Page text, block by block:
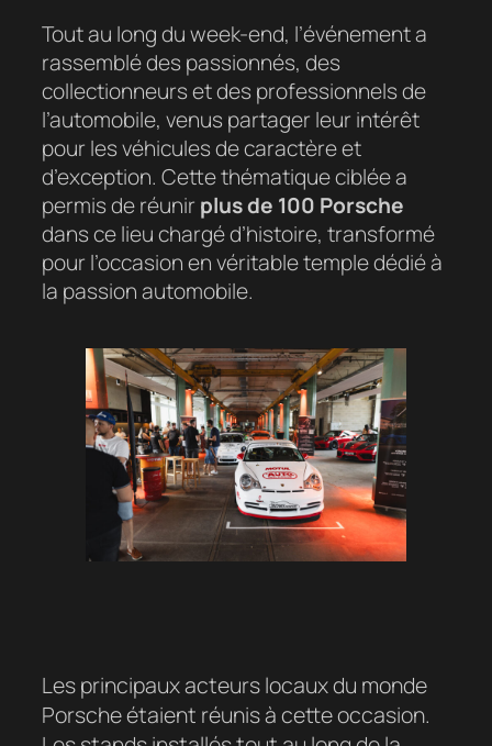
Tout au long du week-end, l’événement a
rassemblé des passionnés, des
collectionneurs et des professionnels de
l’automobile, venus partager leur intérêt
pour les véhicules de caractère et
d’exception. Cette thématique ciblée a
permis de réunir plus de 100 Porsche
dans ce lieu chargé d’histoire, transformé
pour l’occasion en véritable temple dédié à
la passion automobile.
Les principaux acteurs locaux du monde
Porsche étaient réunis à cette occasion.